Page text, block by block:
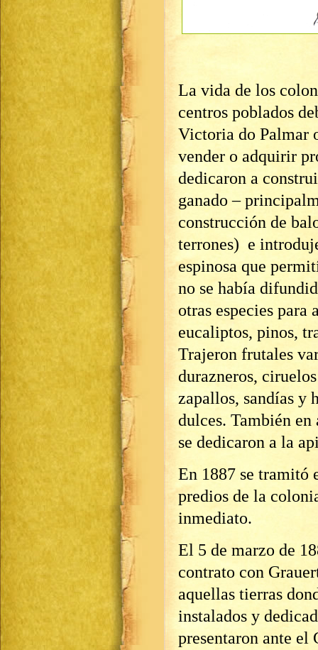
La vida de los
centros poblados
Victoria do Palmar
vender o adquirir
dedicaron a
ganado –
construcción de
terrones) e
espinosa que
no se había
otras especies para
eucaliptos, pinos,
Trajeron frutales
durazneros,
zapallos, sandías y
dulces. También en
se dedicaron a la
En 1887 se
predios de la
inmediato.
El 5 de marzo de
contrato con
aquellas tierras
instalados y
presentaron ante el